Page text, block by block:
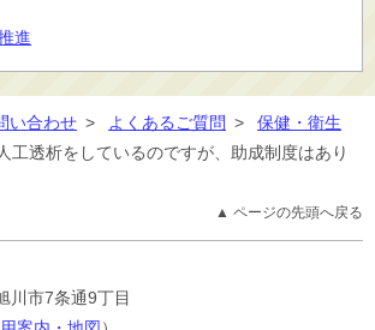
進
い合わせ > よくあるご質問 >
保健・衛生
人工透析をしているのですが、助成制度はあり
▲ ページの先頭へ戻る
川市7条通9丁目